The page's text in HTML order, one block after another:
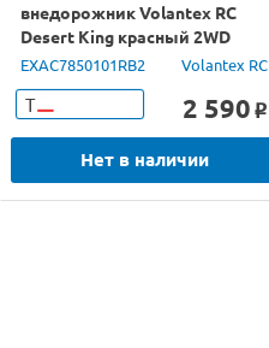
внедорожник Volantex RC
Desert King красный 2WD
2.4G 1/16 RTR
EXAC7850101RB2 Volantex RC
Т 2 590 o
Нет в наличии